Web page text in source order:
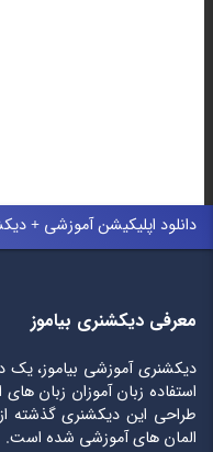
دانلود اپلیکیشن آموزشی +
معرفی دیکشنری بیاموز
دیکشنری آموزشی بیاموز، یک
استفاده زبان آموزان زبان
طراحی این دیکشنری گذشته
المان های آموزشی شده است.